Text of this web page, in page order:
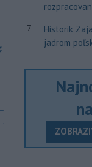
7
Historik
jadrom